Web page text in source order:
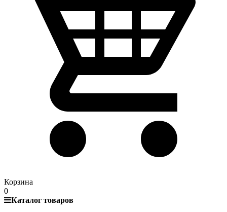
Корзина
0
Каталог товаров